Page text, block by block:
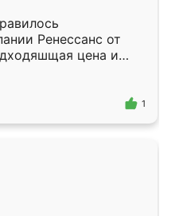
Ренессанс от
цена и
Приехавший
Владислав
самый
1